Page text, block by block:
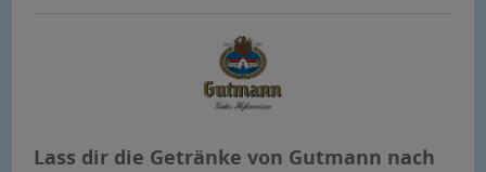
Lass dir die Getränke von Gutmann nach